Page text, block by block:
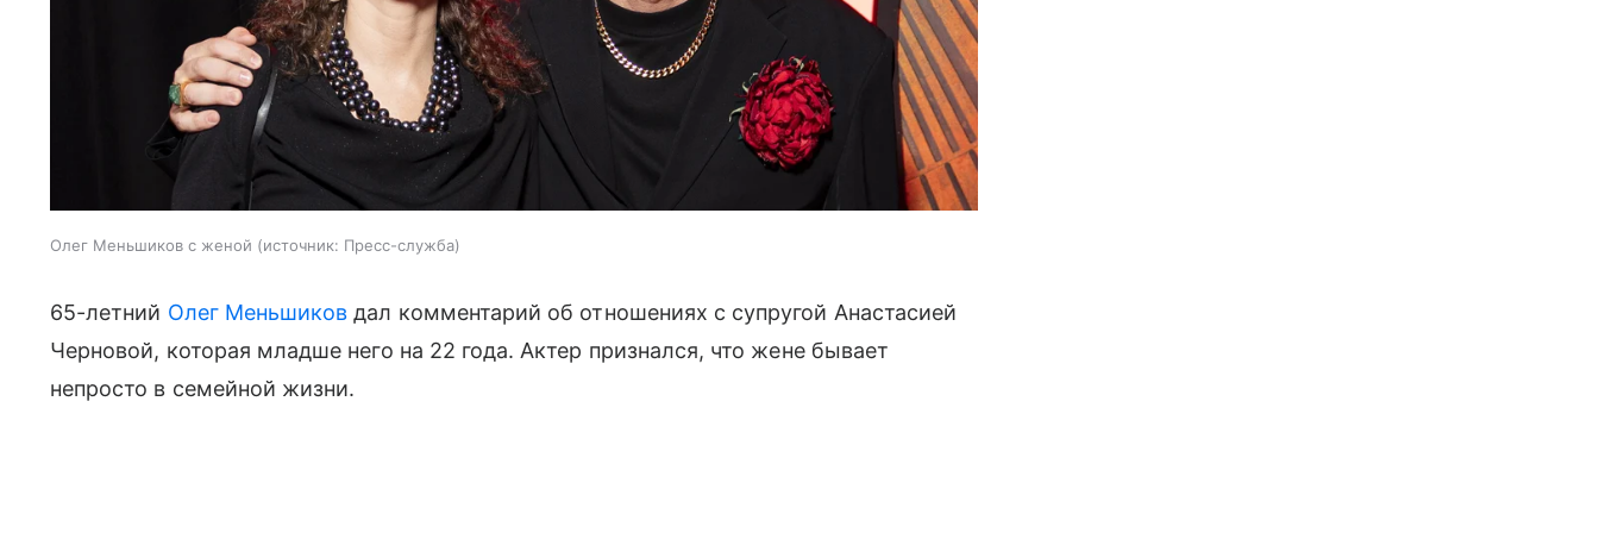
Олег Меньшиков с женой источник: Пресс-служба
65-летний Олег Меньшиков дал комментарий об отношениях с супругой Анастасией
Черновой, которая младше него на 22 года. Актер признался, что жене бывает
непросто в семейной жизни.